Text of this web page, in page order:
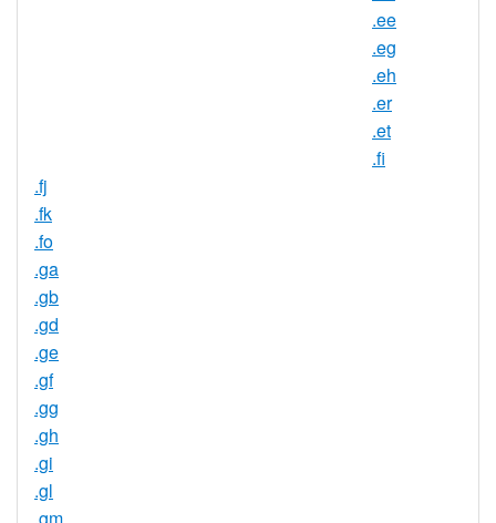
.ee
.eg
.eh
.er
.et
.fi
.fj
.fk
.fo
.ga
.gb
.gd
.ge
.gf
.gg
.gh
.gi
.gl